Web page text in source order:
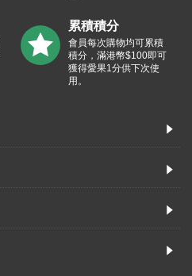
累積積分
會員每次購物均可累積
積分，滿港幣$100即可
獲得愛果1分供下次使
用。